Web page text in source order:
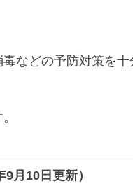
などの予防対策を
月10日更新）